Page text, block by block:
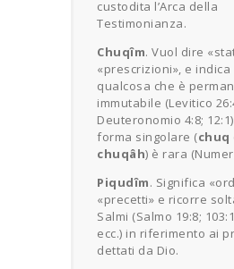
custodita l’Arca della
Testimonianza.
Chuqîm. Vuol dire
«prescrizioni», e indica
qualcosa che è
immutabile (Levitico
Deuteronomio 4:8;
forma singolare (chuq
chuqâh) è rara
Piqudîm. Significa
«precetti» e ricorre
Salmi (Salmo 19:8;
ecc.) in riferimento ai
dettati da Dio.